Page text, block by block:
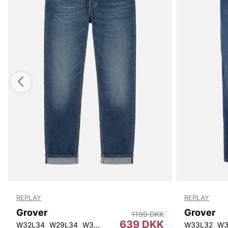
REPLAY
Grover
W32L34 W29L34 W30L34 W31L32 W31L34 W32L32
639 DKK
1199 DKK
REPLAY
Grover
W33L32